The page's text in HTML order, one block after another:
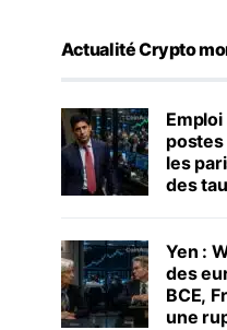
Actualité Crypto
les
des
Yen :
des
BCE,
une